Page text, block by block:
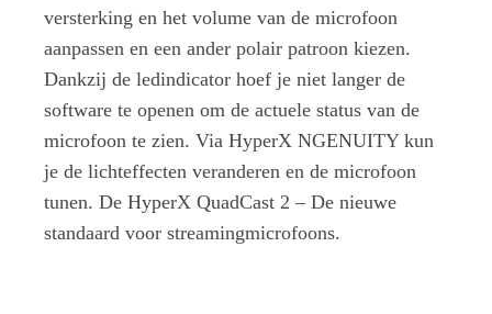
versterking en het volume van de microfoon
aanpassen en een ander polair patroon kiezen.
Dankzij de ledindicator hoef je niet langer de
software te openen om de actuele status van de
microfoon te zien. Via HyperX NGENUITY kun
je de lichteffecten veranderen en de microfoon
tunen. De HyperX QuadCast 2 – De nieuwe
standaard voor streamingmicrofoons.